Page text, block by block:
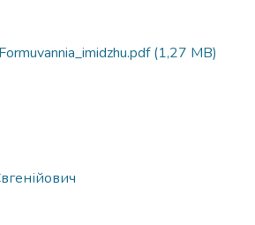
(1,27 MB)